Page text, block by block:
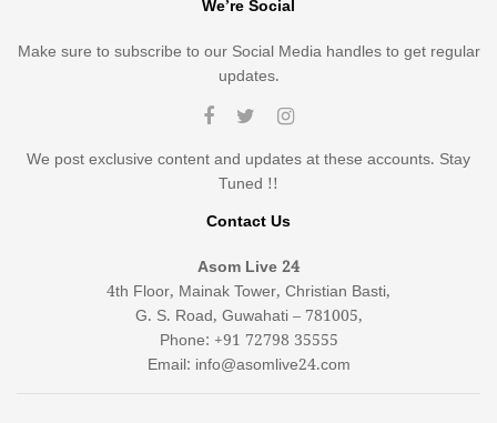
We’re Social
Make sure to subscribe to our Social Media handles to get regular
updates.
We post exclusive content and updates at these accounts. Stay
Tuned !!
Contact Us
Asom Live 24
4th Floor, Mainak Tower, Christian Basti,
G. S. Road, Guwahati – 781005,
Phone: +91 72798 35555
Email: info@asomlive24.com